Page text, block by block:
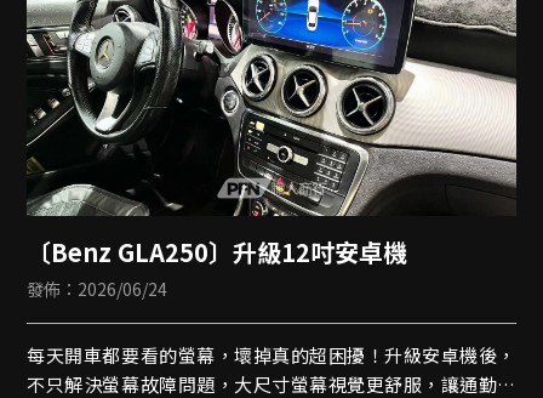
🔹藍牙支援
🔹導航
🔹測速提醒
〔Benz GLA250〕升級12吋安卓機
發佈：2026/06/24
每天開車都要看的螢幕，壞掉真的超困擾！升級安卓機後，
不只解決螢幕故障問題，大尺寸螢幕視覺更舒服，讓通勤、